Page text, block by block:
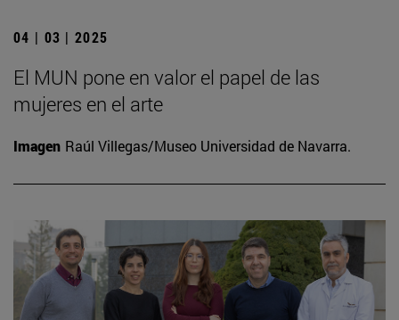
04 | 03 | 2025
El MUN pone en valor el papel de las
mujeres en el arte
Imagen Raúl Villegas/Museo Universidad de Navarra.